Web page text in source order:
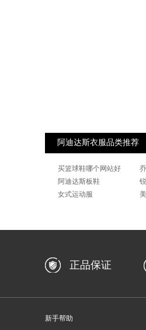
阿迪达斯衣服品类推荐
买篮球鞋哪个网站好
阿迪达斯板鞋
女式运动服
正品保证
新手帮助